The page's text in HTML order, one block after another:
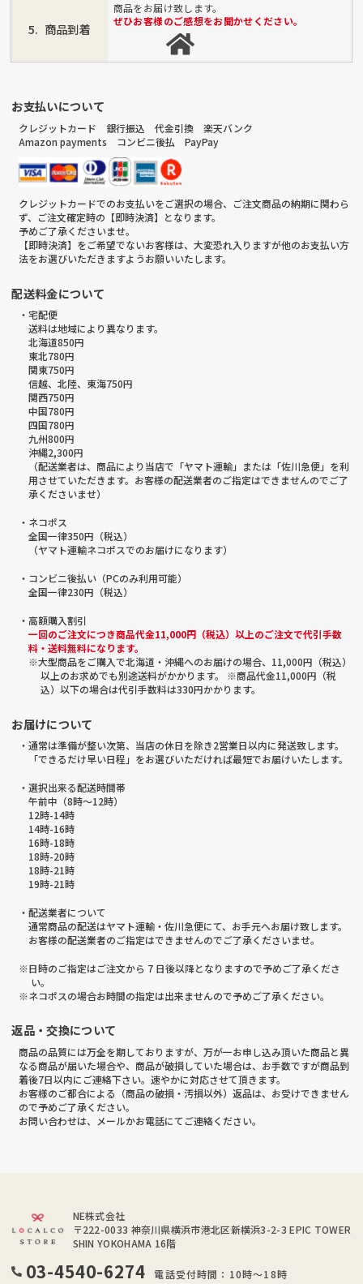
商品到着
商品をお届け致します。
ぜひお客様のご感想をお聞かせください。
お支払いについて
クレジットカード 銀行振込 代金引換 楽天バンク
Amazon payments コンビニ後払 PayPay
クレジットカードでのお支払いをご選択の場合、ご注文商品の納期に関わら
ず、ご注文確定時の【即時決済】となります。
予めご了承くださいませ。
【即時決済】をご希望でないお客様は、大変恐れ入りますが他のお支払い方
法をお選びいただきますようお願いいたします。
配送料金について
・宅配便
送料は地域により異なります。
北海道850円
東北780円
関東750円
信越、北陸、東海750円
関西750円
中国780円
四国780円
九州800円
沖縄2,300円
（配送業者は、商品により当店で「ヤマト運輸」または「佐川急便」を利
用させていただきます。お客様の配送業者のご指定はできませんのでご了
承くださいませ）
・ネコポス
全国一律350円（税込）
（ヤマト運輸ネコポスでのお届けになります）
・コンビニ後払い（PCのみ利用可能）
全国一律230円（税込）
・高額購入割引
一回のご注文につき商品代金11,000円（税込）以上のご注文で代引手数
料・送料無料になります。
※大型商品をご購入で北海道・沖縄へのお届けの場合、11,000円（税込）
以上のお求めでも別途送料がかかります。 ※商品代金11,000円（税
込）以下の場合は代引手数料は330円かかります。
お届けについて
・通常は準備が整い次第、当店の休日を除き2営業日以内に発送致します。
「できるだけ早い日程」をお選びいただければ最短でお届けいたします。
・選択出来る配送時間帯
午前中（8時～12時）
12時-14時
14時-16時
16時-18時
18時-20時
18時-21時
19時-21時
・配送業者について
通常商品の配送はヤマト運輸・佐川急便にて、お手元へお届け致します。
お客様の配送業者のご指定はできませんのでご了承くださいませ。
※日時のご指定はご注文から 7 日後以降となりますので予めご了承くださ
い。
※ネコポスの場合お時間の指定は出来ませんので予めご了承ください。
返品・交換について
商品の品質には万全を期しておりますが、万が一お申し込み頂いた商品と異
なる商品が届いた場合や、商品が破損していた場合は、お手数ですが商品到
着後7日以内にご連絡下さい。速やかに対応させて頂きます。
お客様のご都合による（商品の破損・汚損以外）返品は、お受けできません
ので予めご了承ください。
お問い合わせは、メールかお電話にてご連絡ください。
NE株式会社
〒222-0033 神奈川県横浜市港北区新横浜3-2-3 EPIC TOWER
SHIN YOKOHAMA 16階
03-4540-6274
電話受付時間：10時～18時